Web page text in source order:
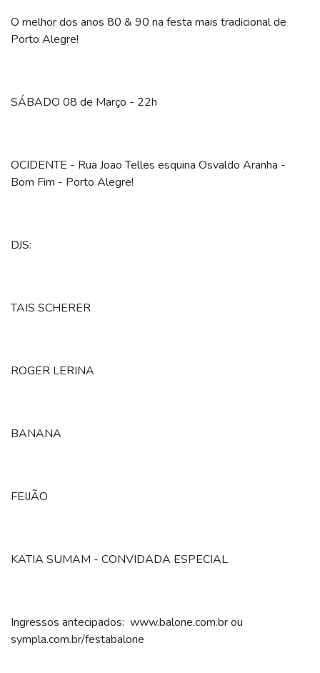
O melhor dos anos 80 & 90 na festa mais tradicional de
Porto Alegre!
SÁBADO 08 de Março - 22h
OCIDENTE - Rua Joao Telles esquina Osvaldo Aranha -
Bom Fim - Porto Alegre!
DJS:
TAIS SCHERER
ROGER LERINA
BANANA
FEIJÃO
KATIA SUMAM - CONVIDADA ESPECIAL
Ingressos antecipados: www.balone.com.br ou
sympla.com.br/festabalone